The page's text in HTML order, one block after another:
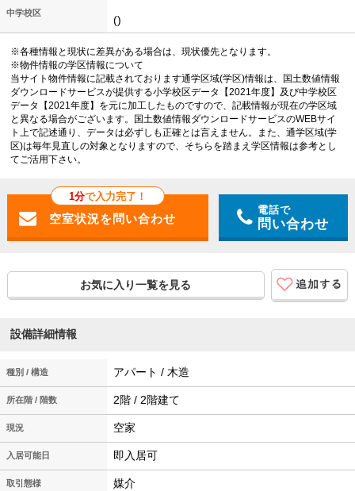
中学校区
()
※各種情報と現状に差異がある場合は、現状優先となります。
※物件情報の学区情報について
当サイト物件情報に記載されております通学区域(学区)情報は、国土数値情報
ダウンロードサービスが提供する小学校区データ【2021年度】及び中学校区
データ【2021年度】を元に加工したものですので、記載情報が現在の学区域
と異なる場合がございます。国土数値情報ダウンロードサービスのWEBサイ
ト上で記述通り、データは必ずしも正確とは言えません。また、通学区域(学
区)は毎年見直しの対象となりますので、そちらを踏まえ学区情報は参考とし
てご活用下さい。
1分で入力完了！
電話で
問い合わせ
お気に入り一覧を見る
設備詳細情報
種別 / 構造 アパート / 木造
所在階 / 階数 2階 / 2階建て
現況 空家
入居可能日 即入居可
取引態様 媒介